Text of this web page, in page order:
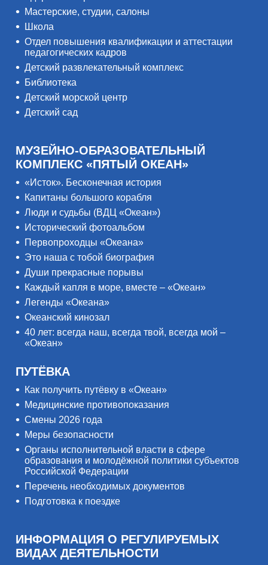
Мастерские, студии, салоны
Школа
Отдел повышения квалификации и аттестации
педагогических кадров
Детский развлекательный комплекс
Библиотека
Детский морской центр
Детский сад
МУЗЕЙНО-ОБРАЗОВАТЕЛЬНЫЙ
КОМПЛЕКС «ПЯТЫЙ ОКЕАН»
«Исток». Бесконечная история
Капитаны большого корабля
Люди и судьбы (ВДЦ «Океан»)
Исторический фотоальбом
Первопроходцы «Океана»
Это наша с тобой биография
Души прекрасные порывы
Каждый капля в море, вместе – «Океан»
Легенды «Океана»
Океанский кинозал
40 лет: всегда наш, всегда твой, всегда мой –
«Океан»
ПУТЁВКА
Как получить путёвку в «Океан»
Медицинские противопоказания
Смены 2026 года
Меры безопасности
Органы исполнительной власти в сфере
образования и молодёжной политики субъектов
Российской Федерации
Перечень необходимых документов
Подготовка к поездке
ИНФОРМАЦИЯ О РЕГУЛИРУЕМЫХ
ВИДАХ ДЕЯТЕЛЬНОСТИ